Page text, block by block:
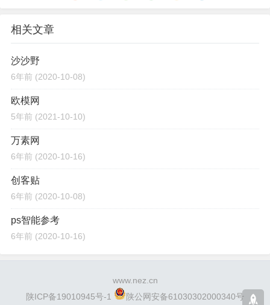
相关文章
沙沙野
6年前 (2020-10-08)
欧模网
5年前 (2021-10-10)
万素网
6年前 (2020-10-16)
创客贴
6年前 (2020-10-08)
ps智能参考
6年前 (2020-10-16)
www.nez.cn
陕ICP备19010945号-1
陕公网安备61030302000340号